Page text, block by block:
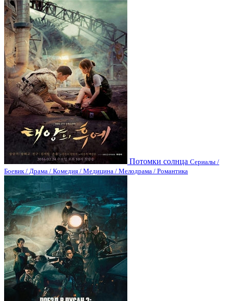
Потомки солнца Сериалы /
Боевик / Драма / Комедия / Медицина / Мелодрама / Романтика